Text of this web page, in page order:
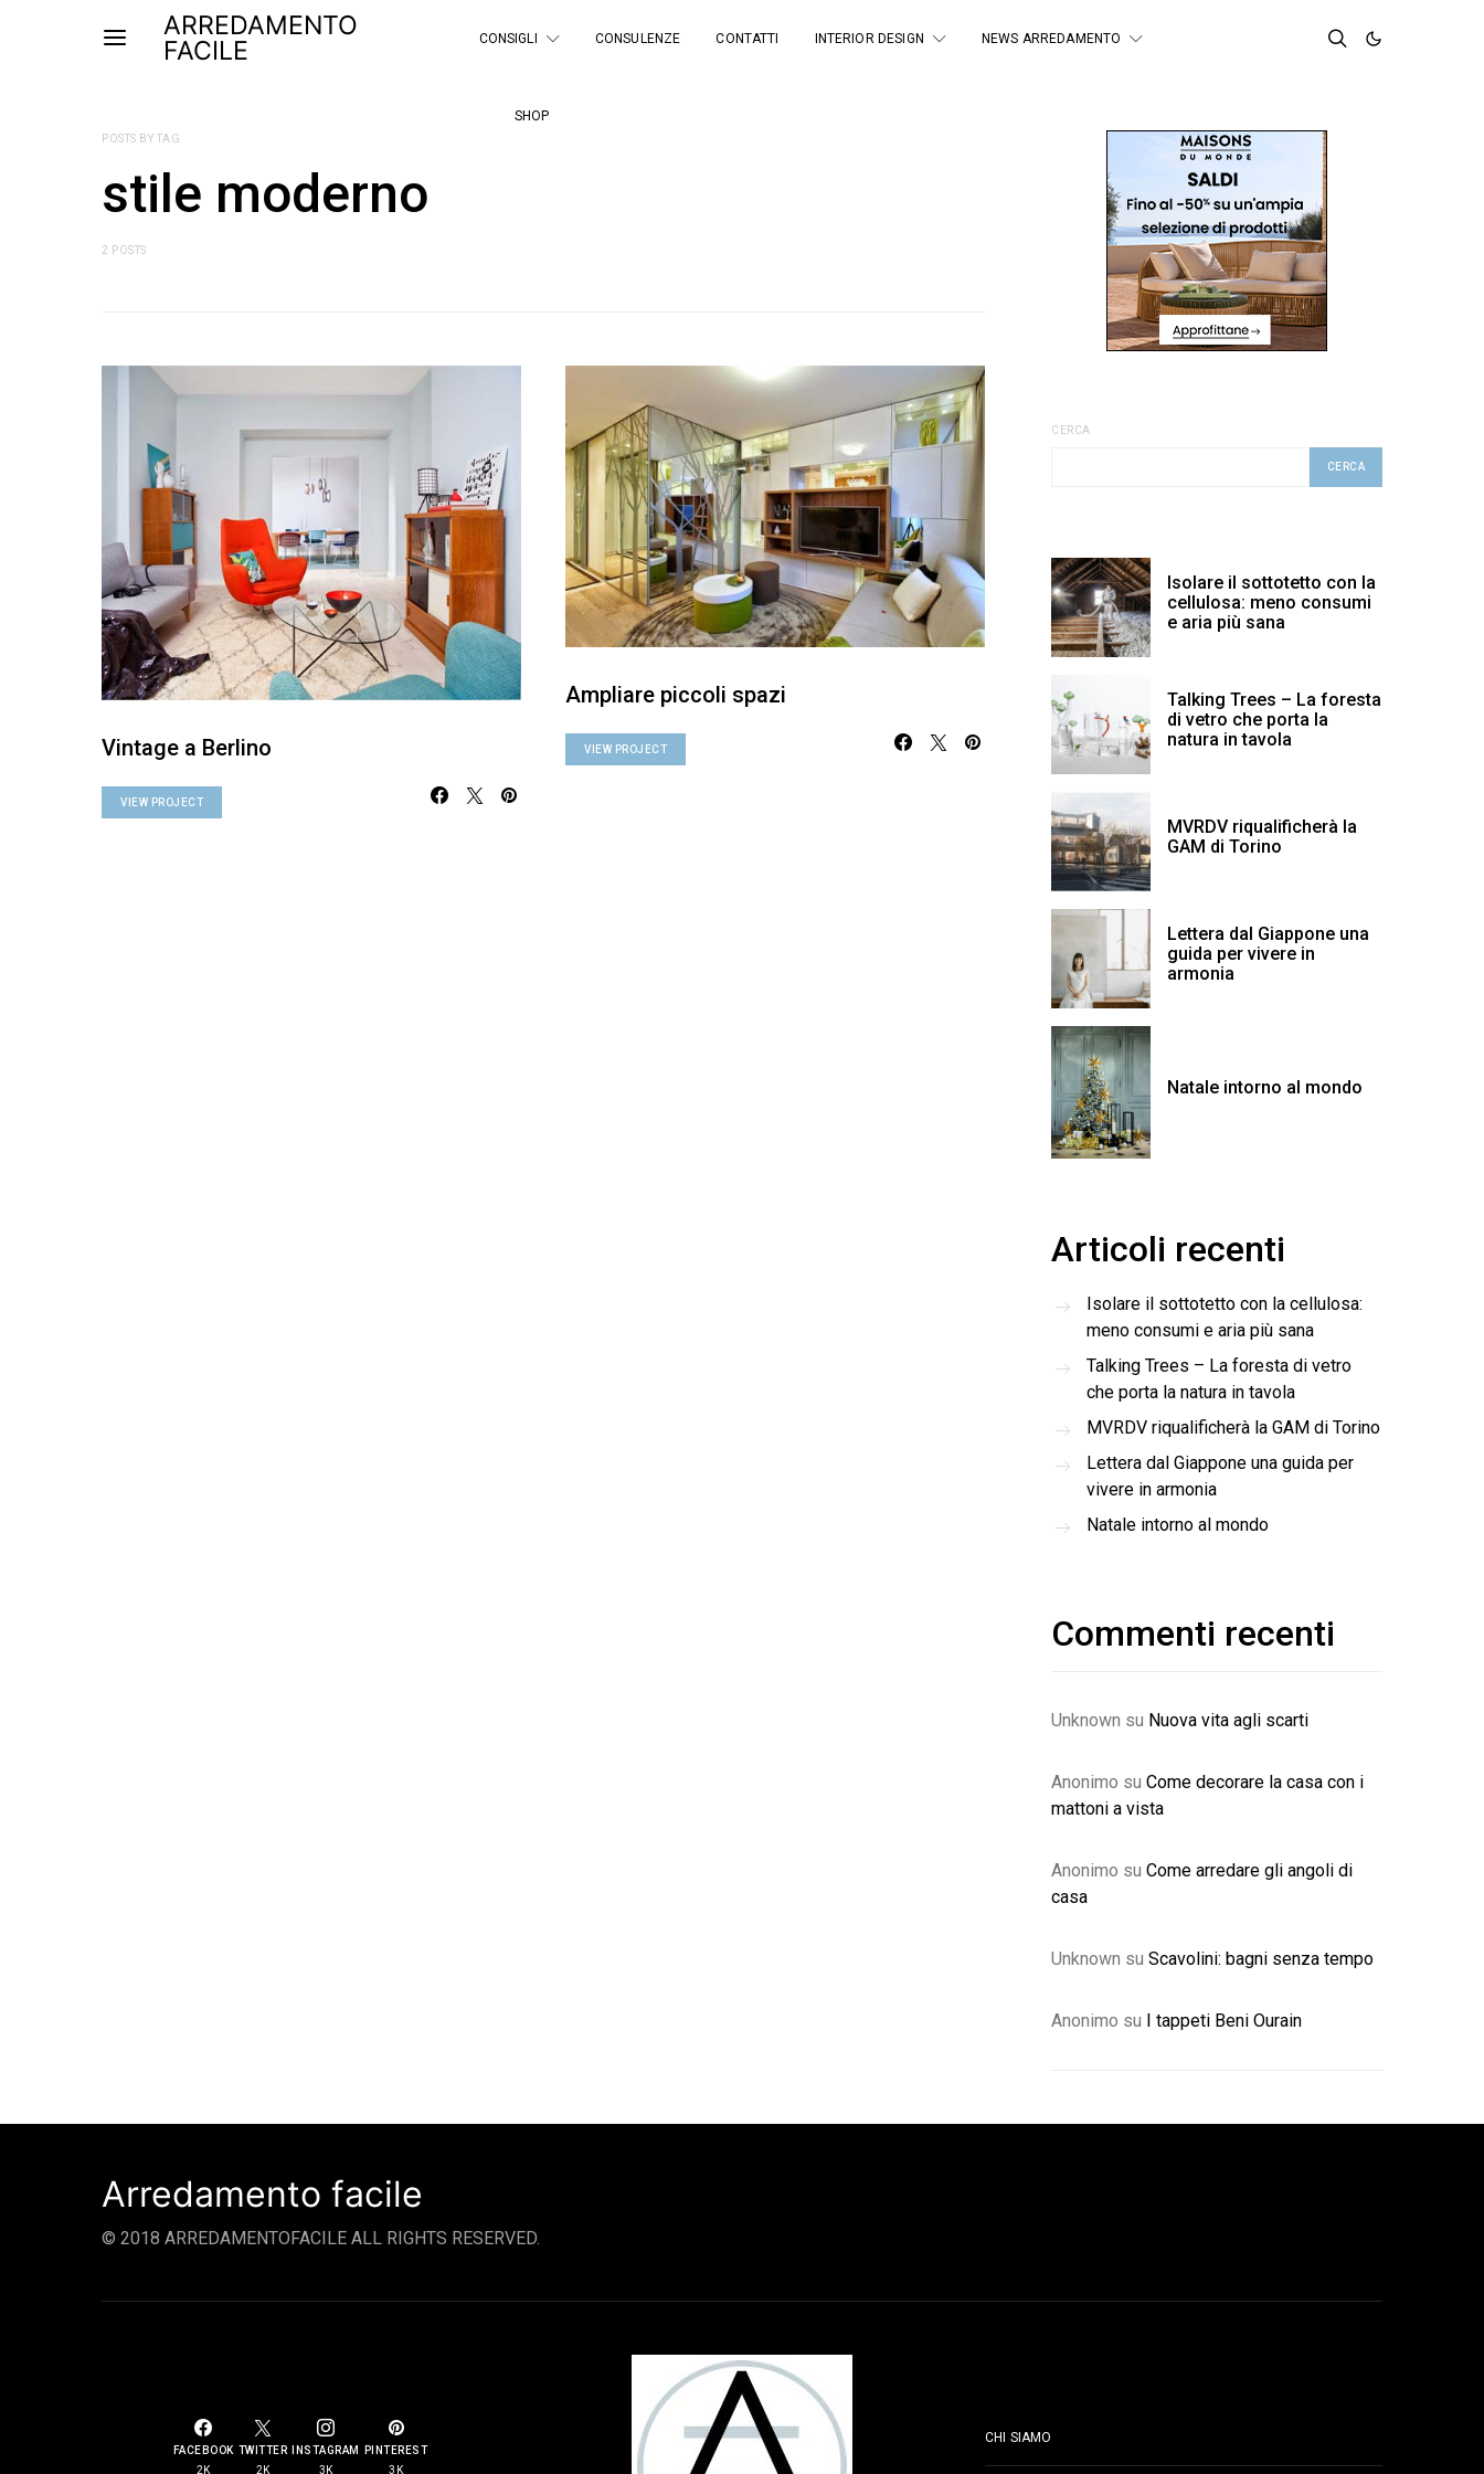
ARREDAMENTO
FACILE
CONSIGLI CONSULENZE CONTATTI INTERIOR DESIGN NEWS ARREDAMENTO
SHOP
POSTS BY TAG
stile moderno
2 POSTS
Vintage a Berlino
VIEW PROJECT
Ampliare piccoli spazi
VIEW PROJECT
CERCA
CERCA
Isolare il sottotetto con la
cellulosa: meno consumi
e aria più sana
Talking Trees – La foresta
di vetro che porta la
natura in tavola
MVRDV riqualificherà la
GAM di Torino
Lettera dal Giappone una
guida per vivere in
armonia
Natale intorno al mondo
Articoli recenti
Isolare il sottotetto con la cellulosa:
meno consumi e aria più sana
Talking Trees – La foresta di vetro
che porta la natura in tavola
MVRDV riqualificherà la GAM di Torino
Lettera dal Giappone una guida per
vivere in armonia
Natale intorno al mondo
Commenti recenti
Unknown su Nuova vita agli scarti
Anonimo su Come decorare la casa con i
mattoni a vista
Anonimo su Come arredare gli angoli di
casa
Unknown su Scavolini: bagni senza tempo
Anonimo su I tappeti Beni Ourain
Arredamento facile
© 2018 ARREDAMENTOFACILE ALL RIGHTS RESERVED.
FACEBOOK
2K
TWITTER
2K
INSTAGRAM
3K
PINTEREST
3K
CHI SIAMO